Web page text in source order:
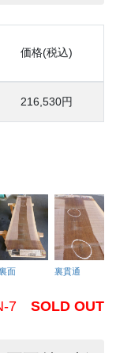
価格(税込)
216,530円
面 裏貫通
7 SOLD OUT